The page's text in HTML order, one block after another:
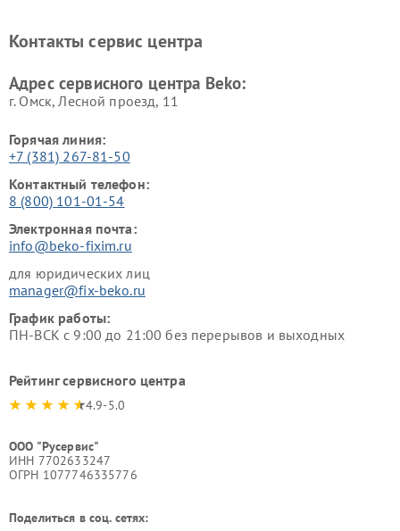
Ремонт холодильников Beko Ремонт морозильных камер
Контакты сервис центра
Адрес сервисного центра Beko:
г. Омск, ​Лесной проезд, 11
Горячая линия:
+7 (381) 267-81-50
Контактный телефон:
8 (800) 101-01-54
Электронная почта:
info@beko-fixim.ru
для юридических лиц
manager@fix-beko.ru
График работы:
ПН-ВСК с 9:00 до 21:00 без перерывов и выходных
Рейтинг сервисного центра
4.9-5.0
ООО "Русервис"
ИНН 7702633247
ОГРН 1077746335776
Поделиться в соц. сетях: